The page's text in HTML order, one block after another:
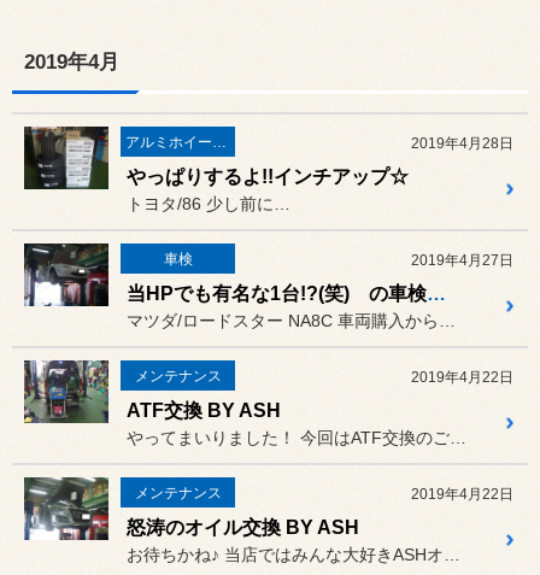
2019年4月
アルミホイール・インチアップ 2019年4月28日
やっぱりするよ!!インチアップ☆
トヨタ/86 少し前に…
車検 2019年4月27日
当HPでも有名な1台!?(笑) の車検でございます♪
マツダ/ロードスター NA8C 車両購入から…
メンテナンス 2019年4月22日
ATF交換 BY ASH
メンテナンス 2019年4月22日
怒涛のオイル交換 BY ASH